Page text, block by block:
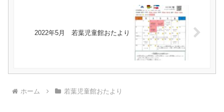
2022年5月 若葉児童館おたより
ホーム 若葉児童館おたより